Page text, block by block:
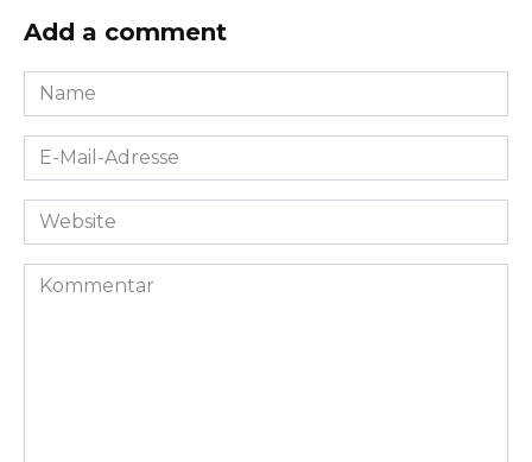
Add a comment
Name
*
E-
Mail-
Adresse
Website
Kommentar